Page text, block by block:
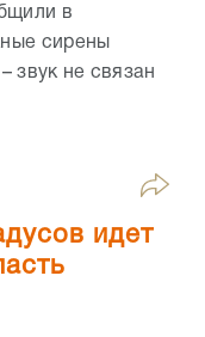
в
сирены
звук не связан
идет